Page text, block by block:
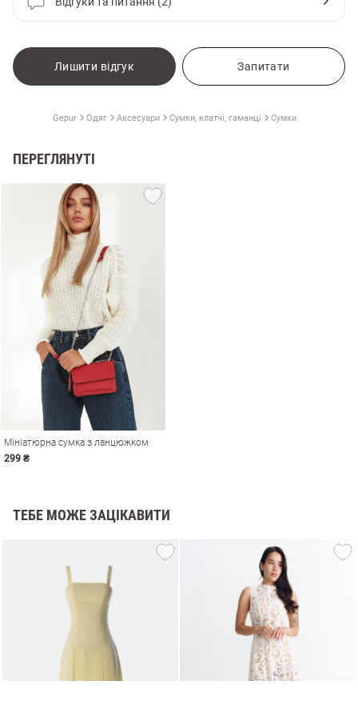
Лишити відгук Запитати
Gepur Одяг Аксесуари Сумки, клатчі, гаманці Сумки
ПЕРЕГЛЯНУТІ
Мініатюрна сумка з ланцюжком
299 ₴
ТЕБЕ МОЖЕ ЗАЦІКАВИТИ